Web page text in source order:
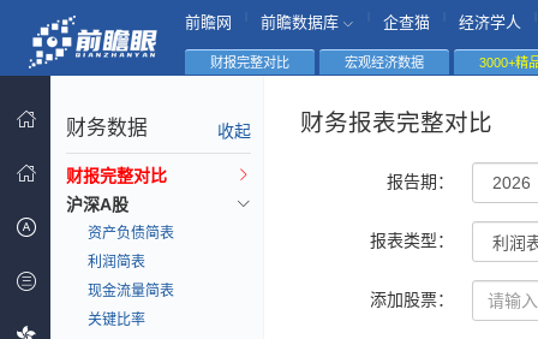
前瞻网 前瞻数据库 企查猫 经济学人
财报完整对比 宏观经济数据 3000+精
财务数据 收起
财报完整对比
沪深A股
资产负债简表
利润简表
现金流量简表
关键比率
财务报表完整对比
报告期：
报表类型：
添加股票：